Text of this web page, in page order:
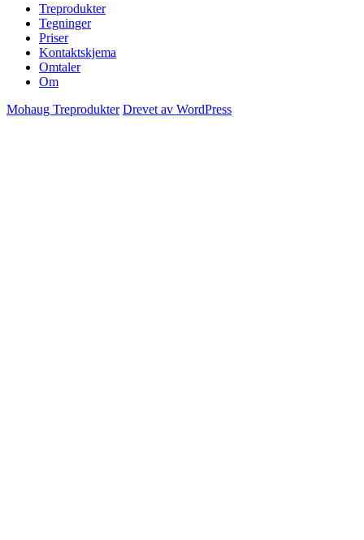
Treprodukter
Tegninger
Priser
Kontaktskjema
Omtaler
Om
Mohaug Treprodukter Drevet av WordPress